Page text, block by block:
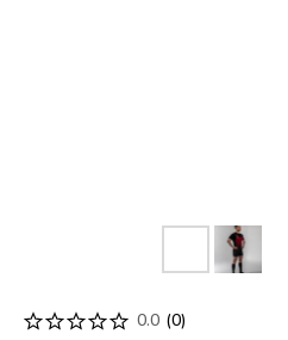
0.0 (0)